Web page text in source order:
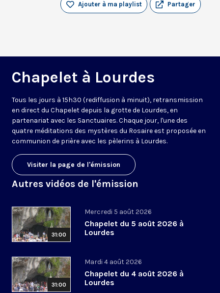
Partager
Ajouter à ma playlist
Chapelet à Lourdes
Tous les jours à 15h30 (rediffusion à minuit), retransmission
en direct du Chapelet depuis la grotte de Lourdes, en
partenariat avec les Sanctuaires. Chaque jour, l'une des
quatre méditations des mystères du Rosaire est proposée en
communion de prière avec les pèlerins à Lourdes.
Visiter la page de l'émission
Autres vidéos de l'émission
31:00
Mercredi 5 août 2026
Chapelet du 5 août 2026 à
Lourdes
31:00
Mardi 4 août 2026
Chapelet du 4 août 2026 à
Lourdes